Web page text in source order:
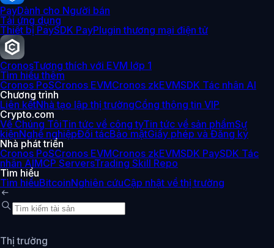
PayDành cho Người bán
Tải ứng dụng
Thiết bị PaySDK PayPlugin thương mại điện tử
CronosTương thích với EVM lớp 1
Tìm hiểu thêm
Cronos PoSCronos EVMCronos zkEVMSDK Tác nhân AI
Chương trình
Liên kếtNhà tạo lập thị trườngCổng thông tin VIP
Crypto.com
Về Chúng TôiTin tức về công tyTin tức về sản phẩmSự
kiệnNghề nghiệpĐối tácBảo mậtGiấy phép và Đăng ký
Nhà phát triển
Cronos PoSCronos EVMCronos zkEVMSDK PaySDK Tác
nhân AIMCP ServersTrading Skill Repo
Tìm hiểu
Tìm hiểuBitcoinNghiên cứuCập nhật về thị trường
Thị trường